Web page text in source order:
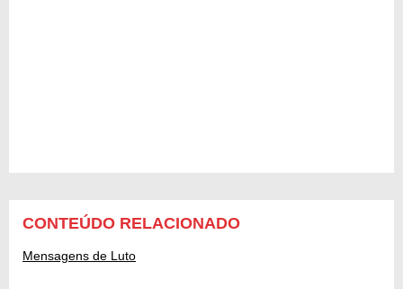
CONTEÚDO RELACIONADO
Mensagens de Luto